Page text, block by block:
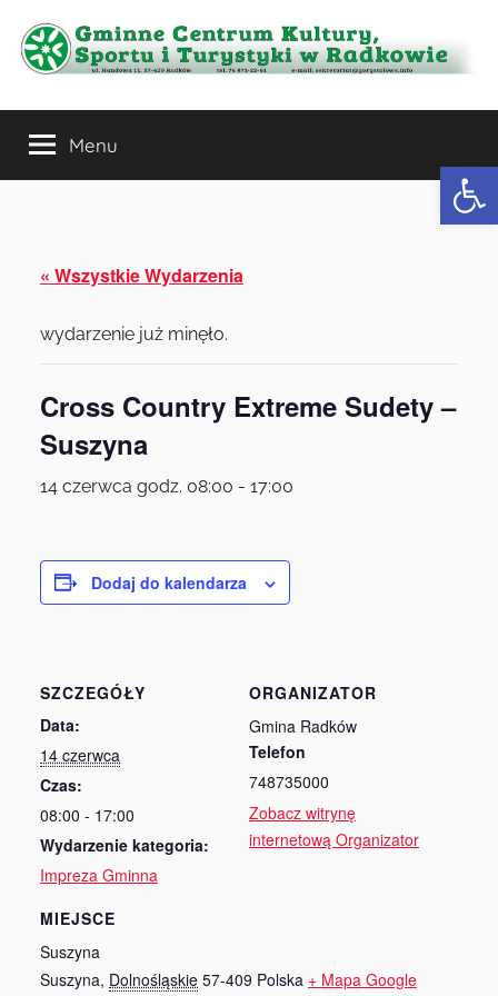
treści
Gminne
Centrum
Sportu
Turystyki
w
Radkowie
Menu
« Wszystkie Wydarzenia
wydarzenie już minęło.
Cross Country Extreme Sudety –
Suszyna
14 czerwca godz. 08:00 - 17:00
Dodaj do kalendarza
SZCZEGÓŁY
Data:
14 czerwca
Czas:
08:00 - 17:00
Wydarzenie kategoria:
Impreza Gminna
MIEJSCE
Suszyna
Suszyna, Dolnośląskie 57-409 Polska + Mapa Google
ORGANIZATOR
Gmina Radków
Telefon
748735000
Zobacz witrynę
internetową Organizator